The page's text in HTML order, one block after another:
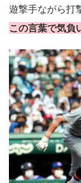
遊撃手ながら打
この言葉で気負